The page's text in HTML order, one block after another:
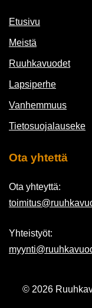
Etusivu
Meistä
Ruuhkavuodet
Lapsiperhe
Vanhemmuus
Tietosuojalauseke
Ota yhtettä
Ota yhteyttä:
Yhteistyöt:
© 2026